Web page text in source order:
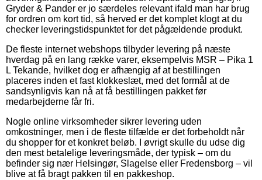
Gryder & Pander er jo særdeles relevant ifald man har brug
for ordren om kort tid, så herved er det komplet klogt at du
checker leveringstidspunktet for det pågældende produkt.
De fleste internet webshops tilbyder levering på næste
hverdag på en lang række varer, eksempelvis MSR – Pika 1
L Tekande, hvilket dog er afhængig af at bestillingen
placeres inden et fast klokkeslæt, med det formål at de
sandsynligvis kan nå at få bestillingen pakket før
medarbejderne får fri.
Nogle online virksomheder sikrer levering uden
omkostninger, men i de fleste tilfælde er det forbeholdt når
du shopper for et konkret beløb. I øvrigt skulle du udse dig
den mest betalelige leveringsmåde, der typisk – om du
befinder sig nær Helsingør, Slagelse eller Fredensborg – vil
blive at få bragt pakken til en pakkeshop.